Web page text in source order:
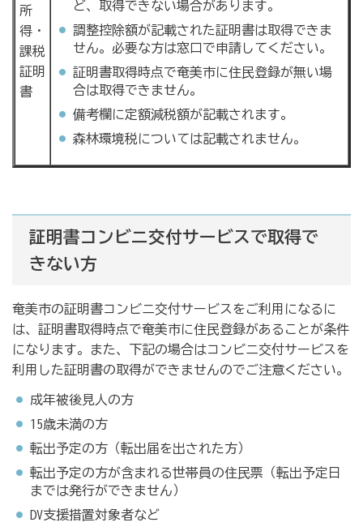
所
得・
課税
証明
書
ど、取得できない場合があります。
調整控除額が記載された証明書は取得できま
せん。必要な方は窓口で申請してください。
証明書取得時点で奄美市に住民登録が無い場
合は取得できません。
備考欄に定額減税額が記載されます。
森林環境税については記載されません。
証明書コンビニ交付サービスで取得で
きない方
奄美市の証明書コンビニ交付サービスをご利用になるに
は、証明書取得時点で奄美市に住民登録があることが条件
になります。また、下記の場合はコンビニ交付サービスを
利用した証明書の取得ができませんのでご注意ください。
成年被後見人の方
15歳未満の方
転出予定の方（転出届を出された方）
転出予定の方が含まれる世帯員の住民票（転出予定日
までは発行ができません）
DV支援措置対象者など